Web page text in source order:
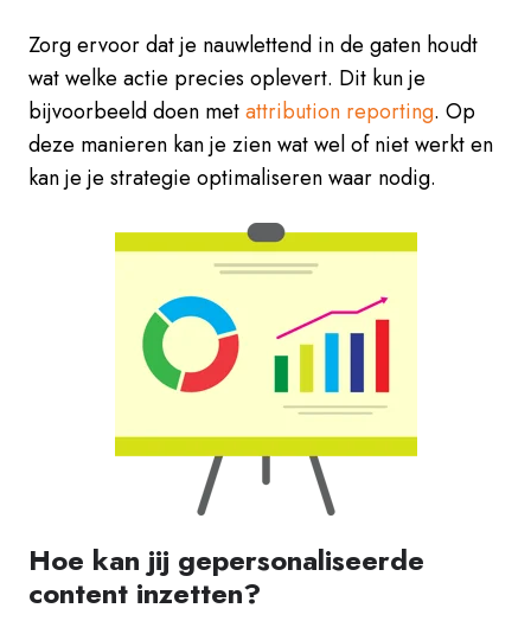
Zorg ervoor dat je nauwlettend in de gaten houdt
wat welke actie precies oplevert. Dit kun je
bijvoorbeeld doen metattribution reporting. Op
deze manieren kan je zien wat wel of niet werkt en
kan je je strategie optimaliseren waar nodig.
Hoe kan jij gepersonaliseerde
content inzetten?